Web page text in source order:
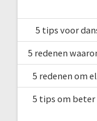
5 tips voor
5 redenen
5 redenen om
5 tips om beter